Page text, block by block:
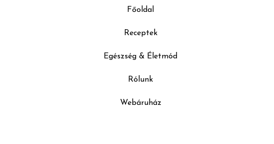
Főoldal
Receptek
Egészség & Életmód
Rólunk
Webáruház